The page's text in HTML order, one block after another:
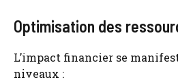
Optimisation des
L’impact financier se
niveaux :